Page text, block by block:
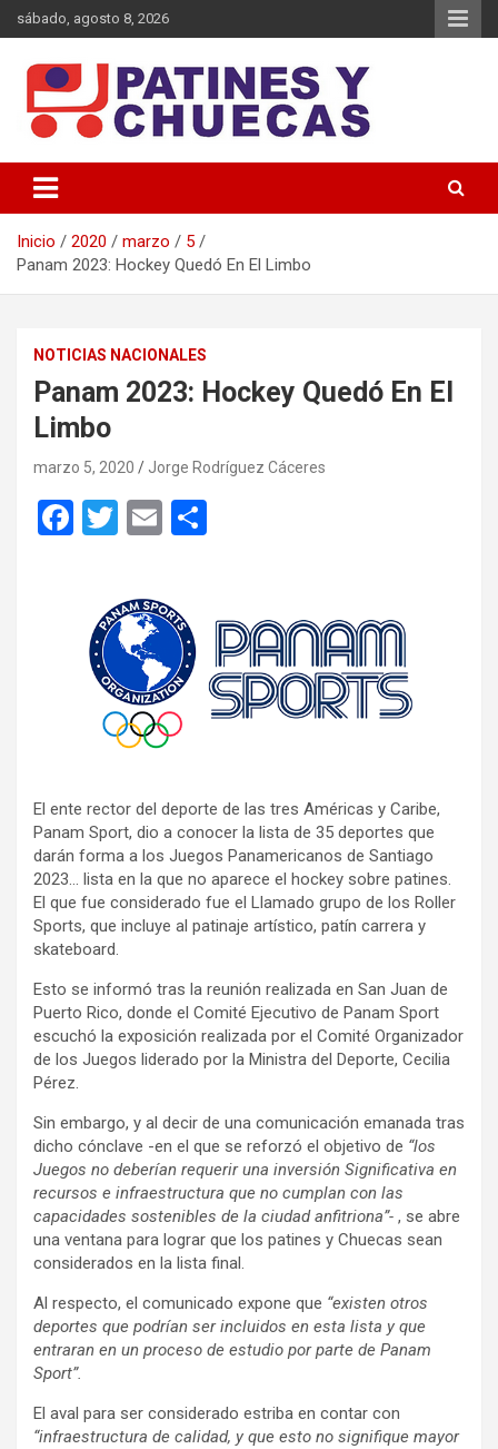
Saltar
al
sábado, agosto 8, 2026
Patines y Chuecas
Inicio 2020 marzo
5
Panam 2023: Hockey Quedó En El Limbo
NOTICIAS NACIONALES
Panam 2023: Hockey Quedó En El
Limbo
marzo 5, 2020 Jorge Rodríguez Cáceres
F
b
o
T
tt
er
E
p
ar
tir
El ente rector del deporte de las tres Américas y Caribe,
Panam Sport, dio a conocer la lista de 35 deportes que
darán forma a los Juegos Panamericanos de Santiago
2023… lista en la que no aparece el hockey sobre patines.
El que fue considerado fue el Llamado grupo de los Roller
Sports, que incluye al patinaje artístico, patín carrera y
skateboard.
Esto se informó tras la reunión realizada en San Juan de
Puerto Rico, donde el Comité Ejecutivo de Panam Sport
escuchó la exposición realizada por el Comité Organizador
de los Juegos liderado por la Ministra del Deporte, Cecilia
Pérez.
Sin embargo, y al decir de una comunicación emanada tras
dicho cónclave -en el que se reforzó el objetivo de “los
Juegos no deberían requerir una inversión Significativa en
recursos e infraestructura que no cumplan con las
capacidades sostenibles de la ciudad anfitriona”- , se abre
una ventana para lograr que los patines y Chuecas sean
considerados en la lista final.
Al respecto, el comunicado expone que “existen otros
deportes que podrían ser incluidos en esta lista y que
entraran en un proceso de estudio por parte de Panam
Sport”.
El aval para ser considerado estriba en contar con
“infraestructura de calidad, y que esto no signifique mayor